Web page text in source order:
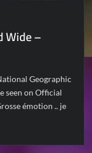
Wide –
Geographic
seen on Official
émotion .. je